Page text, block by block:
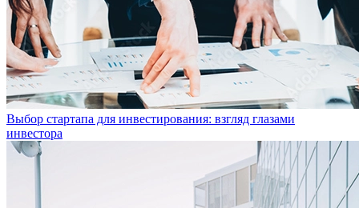
Выбор стартапа для инвестирования: взгляд глазами
инвестора